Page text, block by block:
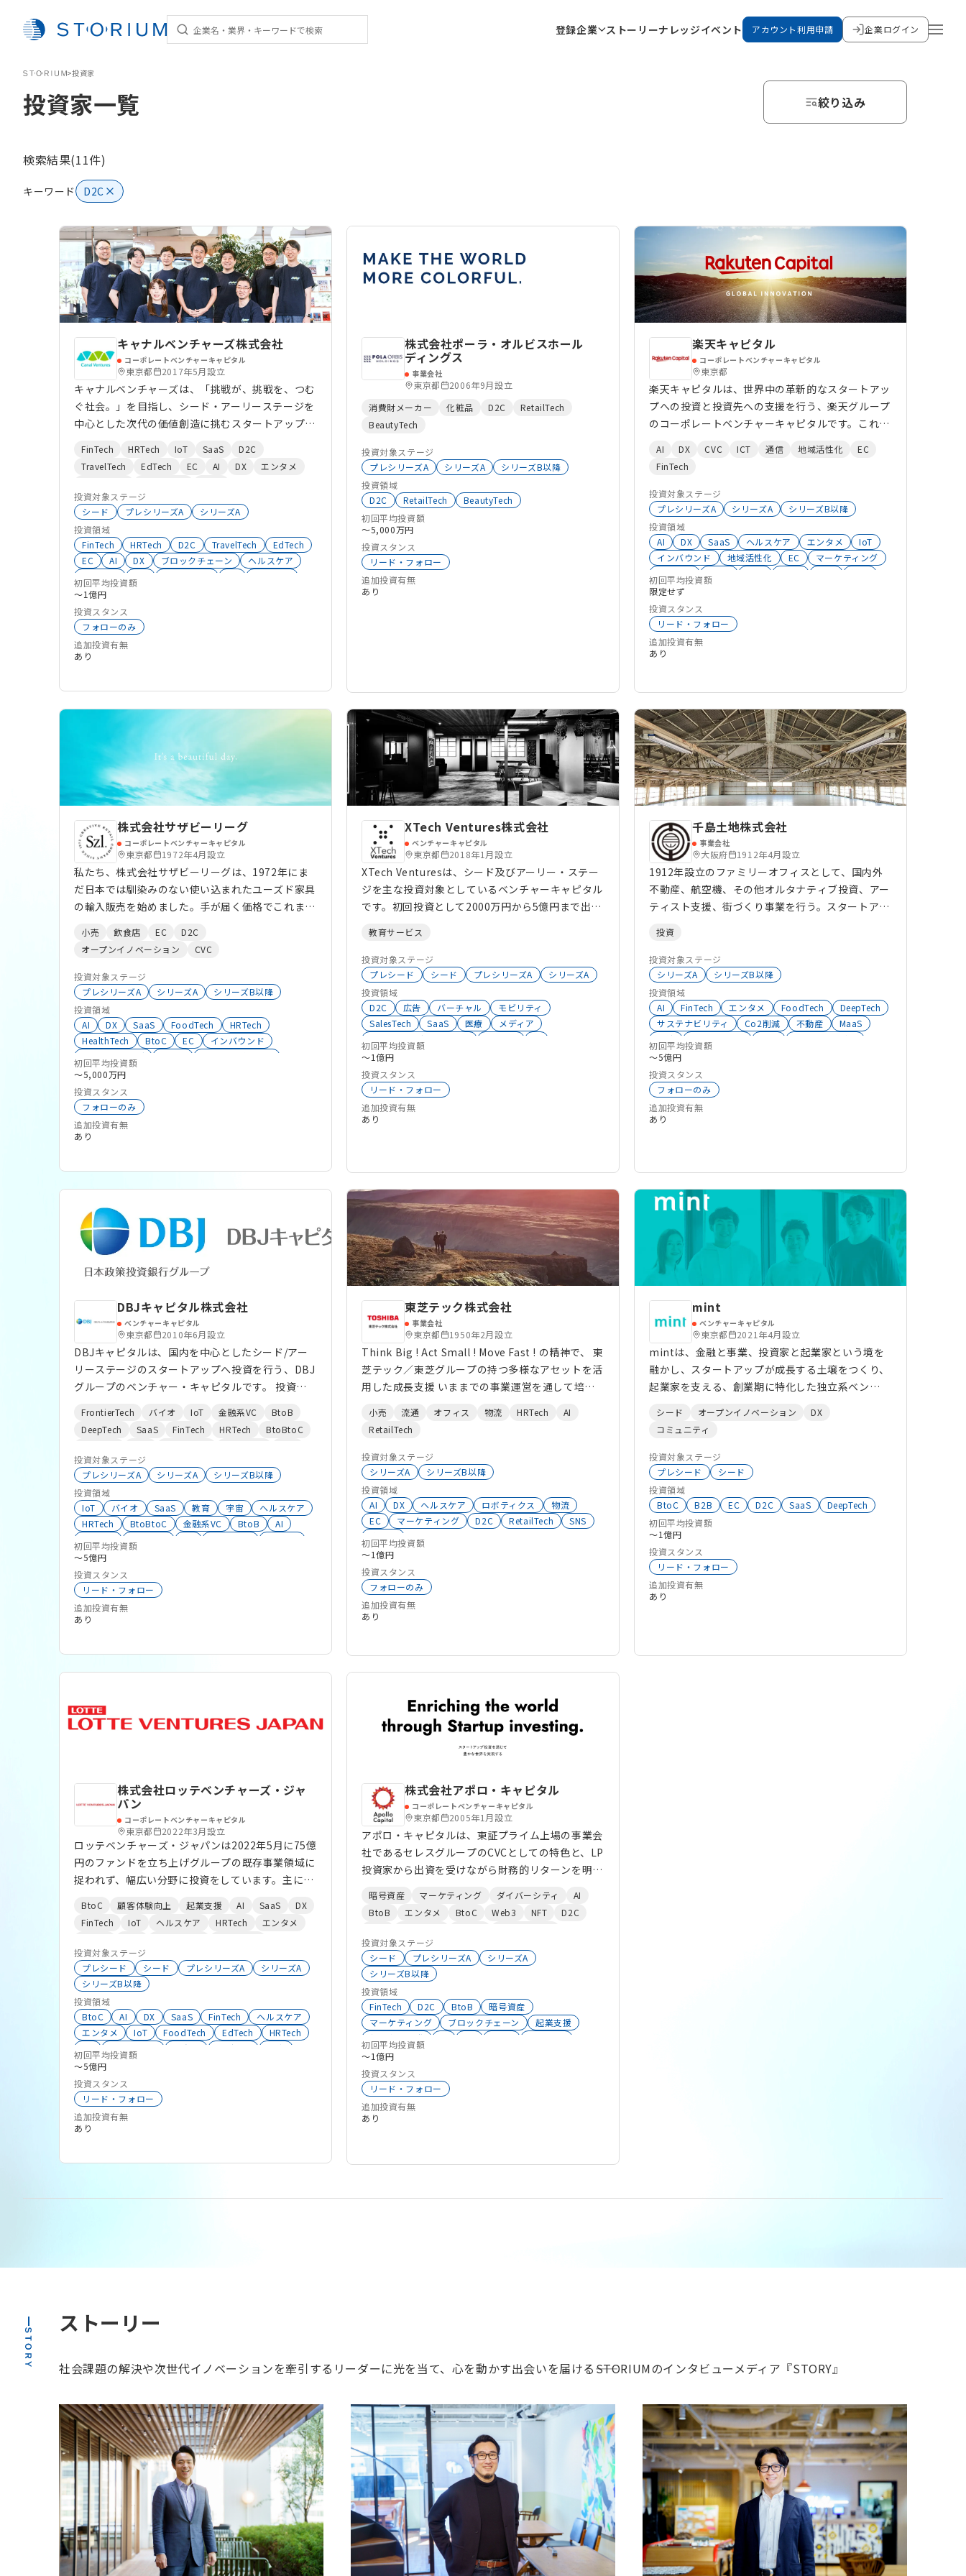
登録企業 ストーリーナレッジイベント アカウント利用申請 企業ログイン
>投資家
投資家一覧 絞り込み
検索結果(11件)
キーワード D2C
キャナルベンチャーズ株式会社
コーポレートベンチャーキャピタル
東京都 2017年5月設立
キャナルベンチャーズは、「挑戦が、挑戦を、つむ
ぐ社会。」を目指し、シード・アーリーステージを
中心とした次代の価値創造に挑むスタートアップ及
成長に貢献し、挑戦の連鎖を創出していきます。
FinTech HRTech IoT SaaS
D2C
TravelTech
EdTech EC AI DX
エンタメ
オープンイノベーション
ESG
ロボティクス CVC
SalesTech
シェアリングエコノミー
AgriTech
クラウドサービス
ClimateTech
ウェルビーイング
モビリティ
コミュニティ
生成系AI
サプライチェーン
投資対象ステージ
シード
プレシリーズA
シリーズA
投資領域
FinTech
HRTech D2C TravelTech
EdTech
EC
AI DX ブロックチェーン
ヘルスケア
エンタメ
ロボティクス
物流
MaaS
AgeTech
SaaS
初回平均投資額
〜1億円
投資スタンス
フォローのみ
追加投資有無
あり
株式会社ポーラ・オルビスホール
ディングス
事業会社
東京都
2006年9月設立
消費財メーカー
化粧品 D2C
RetailTech
BeautyTech
投資対象ステージ
プレシリーズA
シリーズA
シリーズB以降
投資領域
D2C
RetailTech
BeautyTech
初回平均投資額
〜5,000万円
投資スタンス
リード・フォロー
追加投資有無
あり
楽天キャピタル
コーポレートベンチャーキャピタル
東京都
楽天キャピタルは、世界中の革新的なスタートアッ
プへの投資と投資先への支援を行う、楽天グループ
のコーポレートベンチャーキャピタルです。これま
Lyft、Pinterest、Upstartを含む70社以上のス
ループは、国内外において、Eコマースをはじめ、
モバイルサービス、トラベル、デジタルコンテンツ
などのインターネットサービス、クレジットカード
をはじめ、銀行、証券、保険、電子マネーなどの
FinTech（金融）サービス、さらにプロスポーツと
いった多岐にわたる分野で70以上のサービスを提
供しています。これらサービスを、楽天会員を中心
としたメンバーシップを軸に有機的に結びつけるこ
とで、他にはない独自の「楽天エコシステム（経済
圏）」を形成しています。楽天キャピタルは、これ
AI DX CVC ICT 通信 地域活性化
EC
FinTech
投資対象ステージ
プレシリーズA
シリーズA
シリーズB以降
投資領域
AI
DX SaaS ヘルスケア エンタメ
IoT
インバウンド
地域活性化 EC
マーケティング
AgeTech
生成系AI
サイバーセキュリティ
初回平均投資額
限定せず
投資スタンス
リード・フォロー
追加投資有無
あり
株式会社サザビーリーグ
コーポレートベンチャーキャピタル
東京都 1972年4月設立
私たち、株式会社サザビーリーグは、1972年にま
だ日本では馴染みのない使い込まれたユーズド家具
の輸入販売を始めました。手が届く価格でこれまで
観として多くのお客様に受け入れられました。 生
活者の視点、新たな価値観の提案、そしてわくわく
するような面白いコトを実行する行動力。 The
SAZABY LEAGUEが今でも大切にしているDNAは
ここからスタートし、現在では「アパレル」「服飾
雑貨」「生活雑貨」「飲食」「ビューティ」と、ラ
イフスタイルのすべてにおよんでいます。 その多
くを占めるのは、自らのクリエイティビティによっ
て生み出されるオリジナルブランド。 そして、グ
ローバルな視点で魅力あふれるコンセプトを紹介す
るアライアンスブランド。 半歩先の視点や感性を
忘れることなく、私たちにしか創れないモノを、私
ザビーリーグ経済圏を広げていくことを目的とし、
投資検討における重点項目は次のとおりです。 ・
既存事業の課題解決型の事業連携が可能なスタート
アップ ・サザビーリーグが手掛けていないライフ
アップ 2024年3月末現在で7社（うち海外スタート
アップ2社）に出資を行っている。
小売 飲食店 EC
D2C
オープンイノベーション
CVC
投資対象ステージ
プレシリーズA
シリーズA
シリーズB以降
投資領域
AI
DX SaaS FoodTech
HRTech
HealthTech
BtoC EC
インバウンド
マーケティング
FemTech
RetailTech
サーキュラーエコノミー
Restaurant Tech
初回平均投資額
〜5,000万円
投資スタンス
フォローのみ
追加投資有無
あり
XTech Ventures株式会社
ベンチャーキャピタル
東京都 2018年1月設立
XTech Venturesは、シード及びアーリー・ステー
ジを主な投資対象としているベンチャーキャピタル
です。初回投資として2000万円から5億円まで出資
業家の皆さん自身が持つ事業・会社成長のインサイ
トを元に、BtoBからBtoCまで幅広いスタートアッ
プへ投資実行をしております。直近ではディープ
テック系のスタートアップへの投資も積極的に実行
しています。 上場企業経営やゼロイチの新規事業
開発を多数経験したジェネラルパートナーを中心
に、ファンド一丸となってスタートアップの幅広い
ステージ（プロダクトマーケットフィットまでの試
行錯誤、グロースフェーズのリソース投下の仕方、
IPO準備等）を並走し、成長に向けて共に尽力して
まいります。 ぜひ気軽に連絡いただき、あなたが持
教育サービス
投資対象ステージ
プレシード
シード プレシリーズA
シリーズA
投資領域
D2C
広告 バーチャル
モビリティ
SalesTech
SaaS 医療
メディア
シェアリングエコノミー
DeepTech
製造業
新素材
初回平均投資額
〜1億円
投資スタンス
リード・フォロー
追加投資有無
あり
千島土地株式会社
事業会社
大阪府 1912年4月設立
1912年設立のファミリーオフィスとして、国内外
不動産、航空機、その他オルタナティブ投資、アー
ティスト支援、街づくり事業を行う。スタートアッ
ミドルレイターステージをメインとして、長期保有
前提で出資。 CVCではないので事業シナジーは求め
ていませんが、保有アセット・ネットワークを活用
した支援は積極的に行います。
投資
投資対象ステージ
シリーズA
シリーズB以降
投資領域
AI
FinTech エンタメ FoodTech
DeepTech
サステナビリティ
Co2削減 不動産
MaaS
物流
宇宙
コンテンツ
InsureTech
製造業
大学発スタートアップ
交通
初回平均投資額
〜5億円
投資スタンス
フォローのみ
追加投資有無
あり
DBJキャピタル株式会社
ベンチャーキャピタル
東京都 2010年6月設立
DBJキャピタルは、国内を中心としたシード/アー
リーステージのスタートアップへ投資を行う、DBJ
グループのベンチャー・キャピタルです。 投資分
投資 ・多様なネットワークの提供による事業支援
・DBJグループとしての高い信用力
FrontierTech バイオ IoT 金融系VC
BtoB
DeepTech
SaaS FinTech HRTech
BtoBtoC
BtoC
DX
シェアリングエコノミー
ClimateTech
EdTech RetailTech 投資
投資対象ステージ
プレシリーズA
シリーズA
シリーズB以降
投資領域
IoT
バイオ SaaS 教育 宇宙
ヘルスケア
HRTech
BtoBtoC 金融系VC BtoB
AI
FinTech
BtoC
サイバーセキュリティ
ClimateTech
シェアリングエコノミー
インバウンド
初回平均投資額
〜5億円
投資スタンス
リード・フォロー
追加投資有無
あり
東芝テック株式会社
事業会社
東京都 1950年2月設立
Think Big ! Act Small ! Move Fast ! の精神で、 東
芝テック／東芝グループの持つ多様なアセットを活
用した成長支援 いままでの事業運営を通して培っ
業様の事業ステージに合わせたご支援を通して 経
ます。
小売 流通 オフィス 物流 HRTech
AI
RetailTech
投資対象ステージ
シリーズA
シリーズB以降
投資領域
AI
DX ヘルスケア ロボティクス
物流
EC
マーケティング D2C RetailTech
SNS
初回平均投資額
〜1億円
投資スタンス
フォローのみ
追加投資有無
あり
mint
ベンチャーキャピタル
東京都 2021年4月設立
mintは、金融と事業、投資家と起業家という境を
融かし、スタートアップが成長する土壌をつくり、
起業家を支える、創業期に特化した独立系ベン
シード オープンイノベーション
DX
コミュニティ
投資対象ステージ
プレシード
シード
投資領域
BtoC
B2B EC D2C SaaS
DeepTech
初回平均投資額
〜1億円
投資スタンス
リード・フォロー
追加投資有無
あり
株式会社ロッテベンチャーズ・ジャ
パン
コーポレートベンチャーキャピタル
東京都 2022年3月設立
ロッテベンチャーズ・ジャパンは2022年5月に75億
円のファンドを立ち上げグループの既存事業領域に
捉われず、幅広い分野に投資をしています。主にコ
ロジーを得意領域としていますが、これに関わらず
幅広く投資しています。投資ステージはシード～レ
イターを対象とし、出資額も1千万円～5億円まで
検討可能です。
BtoC 顧客体験向上 起業支援 AI SaaS
DX
FinTech
IoT ヘルスケア HRTech
エンタメ
シェアリングエコノミー
スタートアップ支援
メディア
メタバース
BtoBtoC
CVC
コンテンツ
ブロックチェーン 物流
教育
モビリティ
コミュニティ D2C Web3 SNS
投資対象ステージ
プレシード
シード プレシリーズA
シリーズA
シリーズB以降
投資領域
BtoC
AI DX SaaS FinTech
ヘルスケア
エンタメ
IoT FoodTech EdTech
HRTech
HealthTech 不動産 メディア
医療
ブロックチェーン
教育
Web3
初回平均投資額
〜5億円
投資スタンス
リード・フォロー
追加投資有無
あり
株式会社アポロ・キャピタル
コーポレートベンチャーキャピタル
東京都 2005年1月設立
アポロ・キャピタルは、東証プライム上場の事業会
社であるセレスグループのCVCとしての特色と、LP
投資家から出資を受けながら財務的リターンを明確
ち合わせたCompounded* VCです。 単なる資金提
供に留まらず、各社様の成長フェーズに沿った多様
な事業支援、経営支援を提供いたします。 セレス
グループの事業は、スマートフォンメディアを中心
としたモバイルサービスの企画・開発・運営を行う
「モバイルサービス事業」と、ブロックチェーン関
連事業、ファクタリングサービス及び投資育成事業
からなる「フィナンシャルサービス事業」で構成さ
れております。 2017年から投資活動を行っている
CVCです。 アーリーからミドルの企業様を中心に投
資をしており、次回ラウンド時の追加投資も積極的
に行っています。 事業会社のCVCとして、事業と
ファイナンスの双方で将来を見据え、長く伴走をさ
暗号資産 マーケティング ダイバーシティ
AI
BtoB
エンタメ BtoC Web3 NFT
D2C
コンテンツ
子育て
投資対象ステージ
シード
プレシリーズA
シリーズA
シリーズB以降
投資領域
FinTech
D2C BtoB
暗号資産
マーケティング
ブロックチェーン
起業支援
新規事業開発
HealthTech
不動産
シェアリングエコノミー
メディア
EC ALLSector投資
メタバース
小売
観光
生成系AI レジャー
ゲーム
RealTech
コミュニティ
Sales Enablement
初回平均投資額
〜1億円
投資スタンス
リード・フォロー
追加投資有無
あり
ストーリー
社会課題の解決や次世代イノベーションを牽引するリーダーに光を当て、心を動かす出会いを届ける――STORIUMのインタビューメディア『STORY』